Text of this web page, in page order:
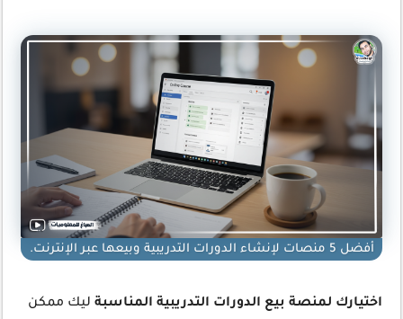
أفضل 5 منصات لإنشاء الدورات التدريبية وبيعها عبر الإنترنت.
اختيارك لمنصة بيع الدورات التدريبية المناسبة ليك ممكن